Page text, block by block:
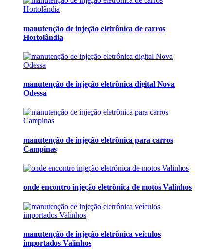
manutenção de injeção eletrônica de carros
Hortolândia
manutenção de injeção eletrônica digital Nova
Odessa
manutenção de injeção eletrônica para carros
Campinas
onde encontro injeção eletrônica de motos Valinhos
manutenção de injeção eletrônica veículos
importados Valinhos